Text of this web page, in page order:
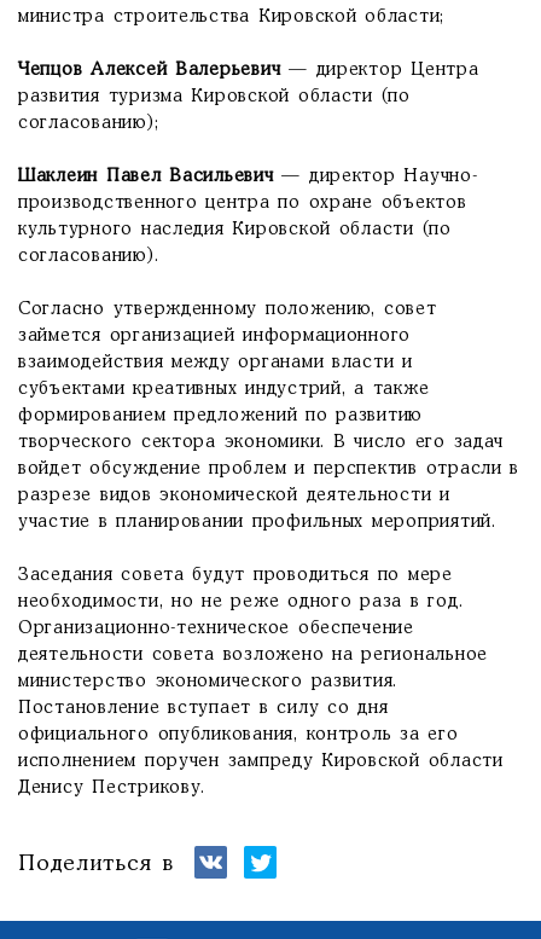
министра строительства Кировской области;
Чепцов Алексей Валерьевич— директор Центра
развития туризма Кировской области (по
согласованию);
Шаклеин Павел Васильевич— директор Научно-
производственного центра по охране объектов
культурного наследия Кировской области (по
согласованию).
Согласно утвержденному положению, совет
займется организацией информационного
взаимодействия между органами власти и
субъектами креативных индустрий, а также
формированием предложений по развитию
творческого сектора экономики. В число его задач
войдет обсуждение проблем и перспектив отрасли в
разрезе видов экономической деятельности и
участие в планировании профильных мероприятий.
Заседания совета будут проводиться по мере
необходимости, но не реже одного раза в год.
Организационно-техническое обеспечение
деятельности совета возложено на региональное
министерство экономического развития.
Постановление вступает в силу со дня
официального опубликования, контроль за его
исполнением поручен зампреду Кировской области
Денису Пестрикову.
Поделиться в